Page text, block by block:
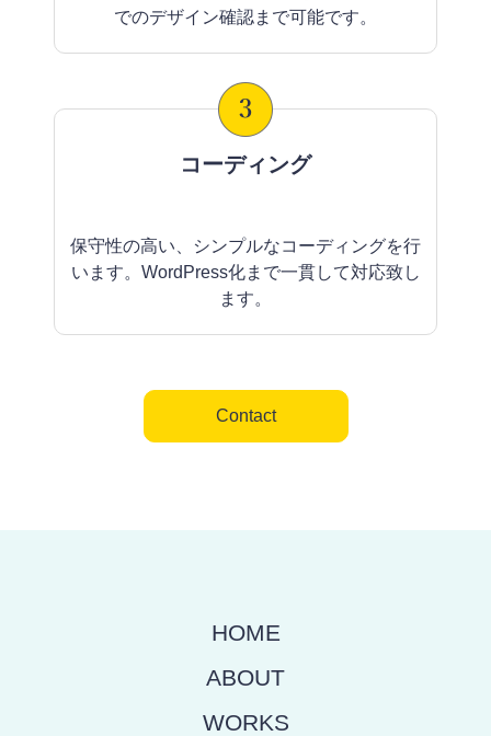
でのデザイン確認まで可能です。
コーディング
保守性の高い、シンプルなコーディングを行
います。WordPress化まで一貫して対応致し
ます。
Contact
HOME
ABOUT
WORKS